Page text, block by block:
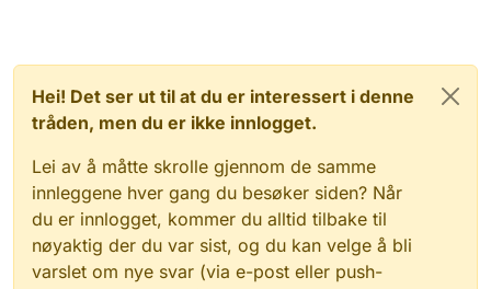
Hei! Det ser ut til at du er interessert i denne
tråden, men du er ikke innlogget.
Lei av å måtte skrolle gjennom de samme
innleggene hver gang du besøker siden? Når
du er innlogget, kommer du alltid tilbake til
nøyaktig der du var sist, og du kan velge å bli
varslet om nye svar (via e-post eller push-